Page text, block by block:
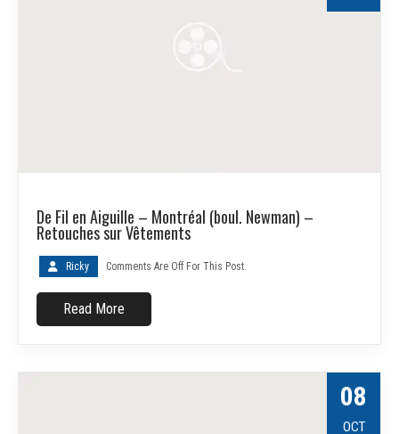
De Fil en Aiguille – Montréal (boul. Newman) –
Retouches sur Vêtements
Ricky Comments Are Off For This Post.
Read More
08
OCT